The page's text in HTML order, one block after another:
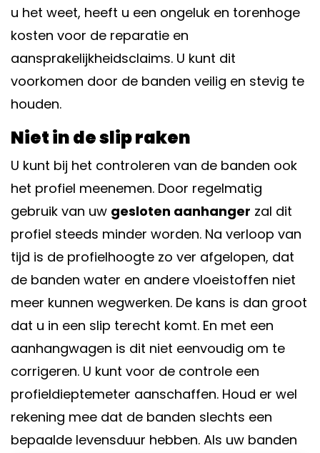
u het weet, heeft u een ongeluk en torenhoge
kosten voor de reparatie en
aansprakelijkheidsclaims. U kunt dit
voorkomen door de banden veilig en stevig te
houden.
Niet in de slip raken
U kunt bij het controleren van de banden ook
het profiel meenemen. Door regelmatig
gebruik van uw gesloten aanhanger zal dit
profiel steeds minder worden. Na verloop van
tijd is de profielhoogte zo ver afgelopen, dat
de banden water en andere vloeistoffen niet
meer kunnen wegwerken. De kans is dan groot
dat u in een slip terecht komt. En met een
aanhangwagen is dit niet eenvoudig om te
corrigeren. U kunt voor de controle een
profieldieptemeter aanschaffen. Houd er wel
rekening mee dat de banden slechts een
bepaalde levensduur hebben. Als uw banden